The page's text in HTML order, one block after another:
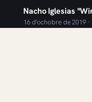
Nacho Iglesias
16 d'ochobre de 2019